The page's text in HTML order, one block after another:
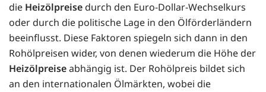
die Heizölpreise durch den Euro-Dollar-Wechselkurs
oder durch die politische Lage in den Ölförderländern
beeinflusst. Diese Faktoren spiegeln sich dann in den
Rohölpreisen wider, von denen wiederum die Höhe der
Heizölpreiseabhängig ist. Der Rohölpreis bildet sich
an den internationalen Ölmärkten, wobei die